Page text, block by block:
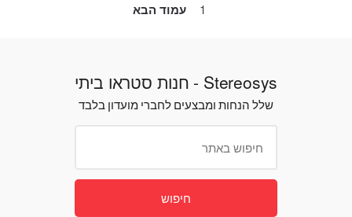
1 עמוד הבא
Stereosys - חנות סטראו ביתי
שלל הנחות ומבצעים לחברי מועדון בלבד
חיפוש